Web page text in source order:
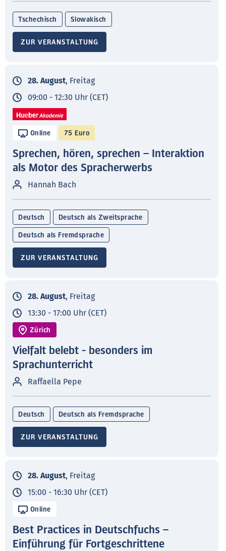
Tschechisch Slowakisch
ZUR VERANSTALTUNG
28. August, Freitag
09:00 - 12:30 Uhr (CET)
Online 75 Euro
Sprechen, hören, sprechen – Interaktion
als Motor des Spracherwerbs
Hannah Bach
Deutsch Deutsch als Zweitsprache
Deutsch als Fremdsprache
ZUR VERANSTALTUNG
28. August, Freitag
13:30 - 17:00 Uhr (CET)
Zürich
Vielfalt belebt - besonders im
Sprachunterricht
Raffaella Pepe
Deutsch Deutsch als Fremdsprache
ZUR VERANSTALTUNG
28. August, Freitag
15:00 - 16:30 Uhr (CET)
Online
Best Practices in Deutschfuchs –
Einführung für Fortgeschrittene